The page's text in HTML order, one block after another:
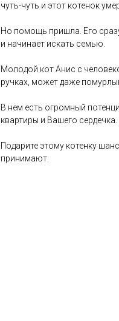
чуть-чуть и этот котенок
Но помощь пришла. Его
и начинает искать семью.
Молодой кот Анис с
ручках, может даже
В нем есть огромный
квартиры и Вашего сердечка.
Подарите этому котенку
принимают.